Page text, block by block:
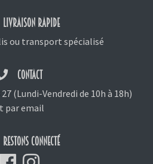
LIVRAISON RAPIDE
ou transport spécialisé
CONTACT
(Lundi-Vendredi de 10h à 18h)
par email
RESTONS CONNECTÉ